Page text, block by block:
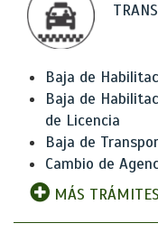
Baja de
Baja de
de Licencia
Baja de
Cambio de
MÁS TRÁMITES